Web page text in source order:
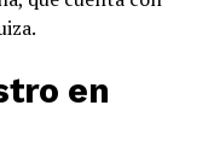
en